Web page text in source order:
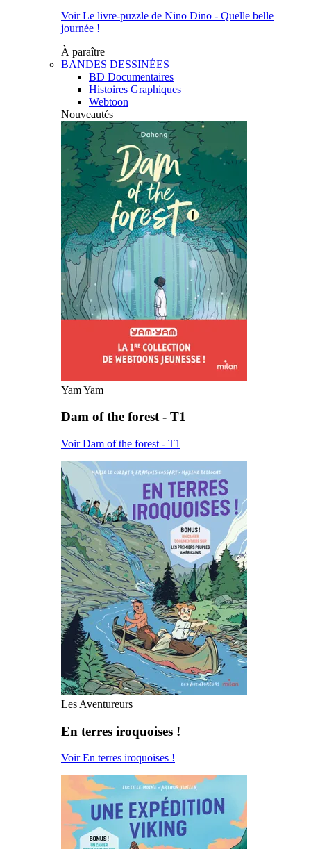
Voir Le livre-puzzle de Nino Dino - Quelle belle
journée !
À paraître
BANDES DESSINÉES
BD Documentaires
Histoires Graphiques
Webtoon
Nouveautés
Yam Yam
Dam of the forest - T1
Voir Dam of the forest - T1
Les Aventureurs
En terres iroquoises !
Voir En terres iroquoises !